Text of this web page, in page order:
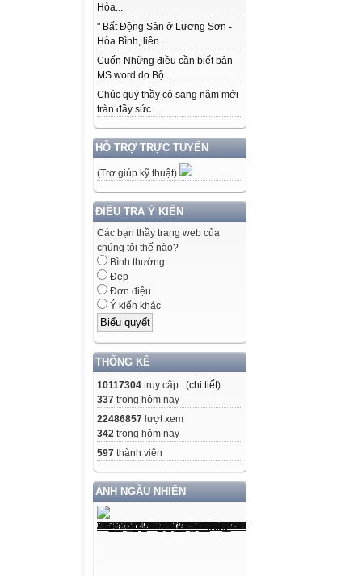
Hòa...
" Bất Động Sản ở Lương Sơn -
Hòa Bình, liên...
Cuốn Những điều cần biết bản
MS word do Bộ...
Chúc quý thầy cô sang năm mới
tràn đầy sức...
HỖ TRỢ TRỰC TUYẾN
(Trợ giúp kỹ thuật)
ĐIỀU TRA Ý KIẾN
Các bạn thầy trang web của
chúng tôi thế nào?
Bình thường
Đẹp
Đơn điệu
Ý kiến khác
THỐNG KÊ
10117304 truy cập (chi tiết)
337 trong hôm nay
22486857 lượt xem
342 trong hôm nay
597 thành viên
ẢNH NGẪU NHIÊN